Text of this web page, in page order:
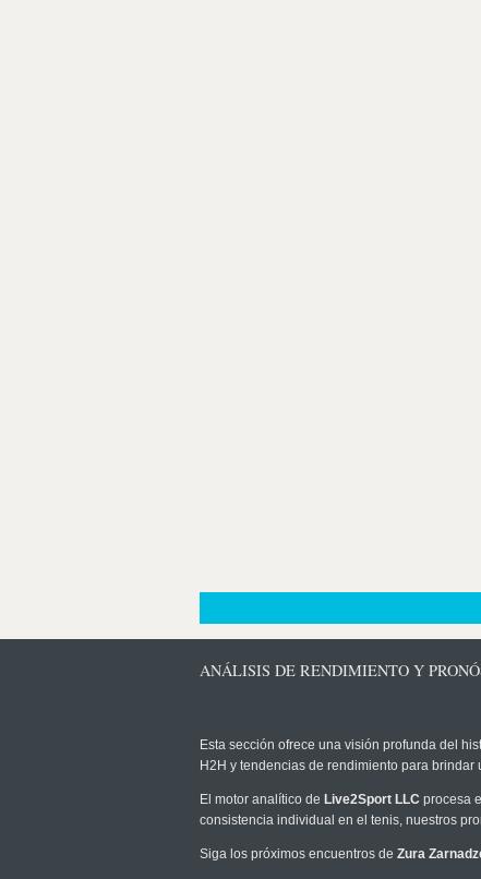
ANÁLISIS DE RENDIMIENTO Y
Esta sección ofrece una visión profunda del
H2H y tendencias de rendimiento para brindar
El motor analítico de Live2Sport LLC procesa
consistencia individual en el tenis, nuestros
Siga los próximos encuentros de Zura